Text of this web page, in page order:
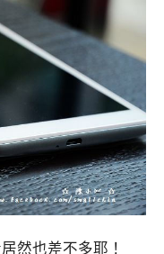
然也差不多耶！